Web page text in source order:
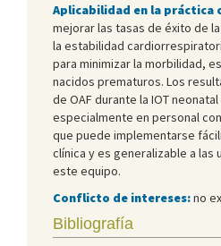
Aplicabilidad en la práctica
mejorar las tasas de éxito de
la estabilidad
para minimizar la morbilidad,
nacidos prematuros. Los
de OAF durante la IOT
especialmente en personal
que puede implementarse
clínica y es generalizable a las
este equipo.
Conflicto de intereses:no
Bibliografía